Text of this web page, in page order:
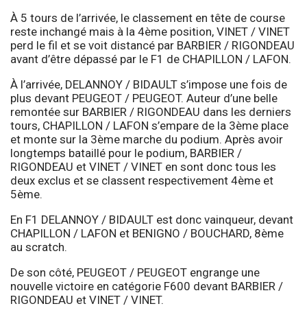
À 5 tours de l’arrivée, le classement en tête de course
reste inchangé mais à la 4ème position, VINET / VINET
perd le fil et se voit distancé par BARBIER / RIGONDEAU
avant d’être dépassé par le F1 de CHAPILLON / LAFON.
À l’arrivée, DELANNOY / BIDAULT s’impose une fois de
plus devant PEUGEOT / PEUGEOT. Auteur d’une belle
remontée sur BARBIER / RIGONDEAU dans les derniers
tours, CHAPILLON / LAFON s’empare de la 3ème place
et monte sur la 3ème marche du podium. Après avoir
longtemps bataillé pour le podium, BARBIER /
RIGONDEAU et VINET / VINET en sont donc tous les
deux exclus et se classent respectivement 4ème et
5ème.
En F1 DELANNOY / BIDAULT est donc vainqueur, devant
CHAPILLON / LAFON et BENIGNO / BOUCHARD, 8ème
au scratch.
De son côté, PEUGEOT / PEUGEOT engrange une
nouvelle victoire en catégorie F600 devant BARBIER /
RIGONDEAU et VINET / VINET.